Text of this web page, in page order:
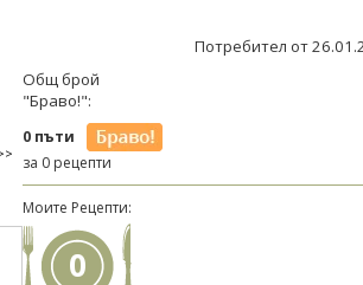
Потребител от
Общ брой
"Браво!":
0 пъти
за 0 рецепти
Моите Рецепти:
0